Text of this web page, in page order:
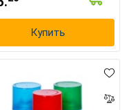
×
Купить